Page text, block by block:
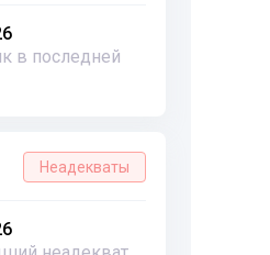
в последней
Неадекваты